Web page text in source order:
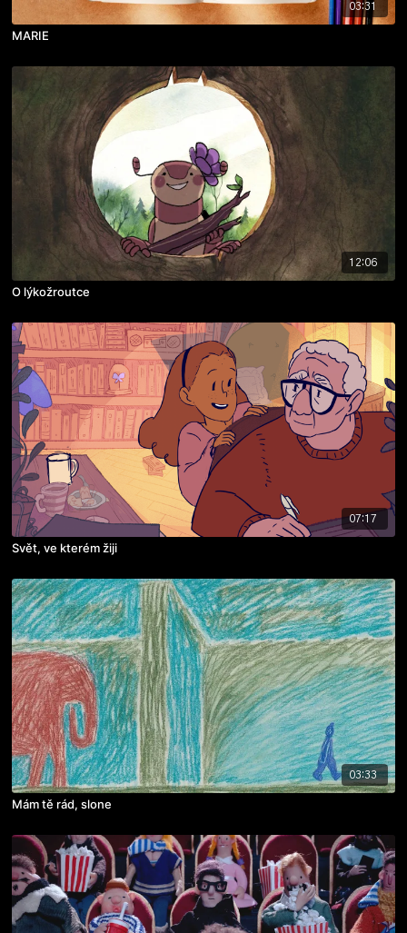
03:31
MARIE
12:06
O lýkožroutce
07:17
Svět, ve kterém žiji
03:33
Mám tě rád, slone